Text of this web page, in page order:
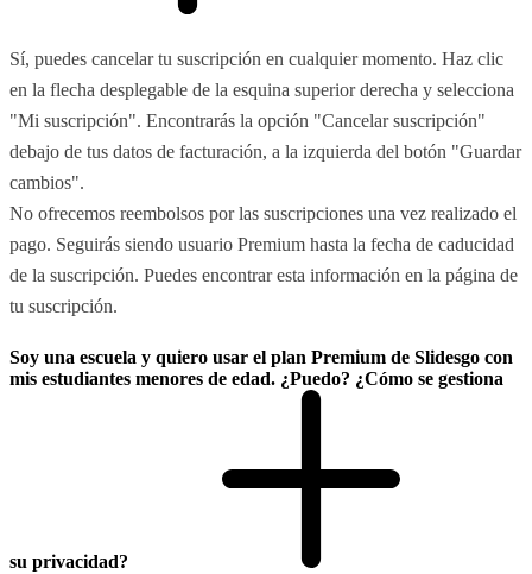
Sí, puedes cancelar tu suscripción en cualquier momento. Haz clic
en la flecha desplegable de la esquina superior derecha y selecciona
"Mi suscripción". Encontrarás la opción "Cancelar suscripción"
debajo de tus datos de facturación, a la izquierda del botón "Guardar
cambios".
No ofrecemos reembolsos por las suscripciones una vez realizado el
pago. Seguirás siendo usuario Premium hasta la fecha de caducidad
de la suscripción. Puedes encontrar esta información en la página de
tu suscripción.
Soy una escuela y quiero usar el plan Premium de Slidesgo con
mis estudiantes menores de edad. ¿Puedo? ¿Cómo se gestiona
su privacidad?